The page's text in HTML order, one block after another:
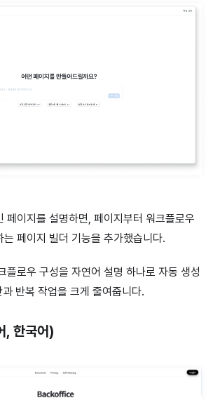
페이지를 설명하면, 페이지부터 워크플로우
는 페이지 빌더 기능을 추가했습니다.
플로우 구성을 자연어 설명 하나로 자동 생성
반복 작업을 크게 줄여줍니다.
, 한국어)